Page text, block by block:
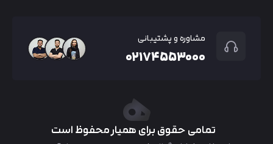
مشاوره و پشتیبانی
۰۲۱۷۴۵۵۳۰۰۰
تمامی حقوق برای همیار محفوظ است